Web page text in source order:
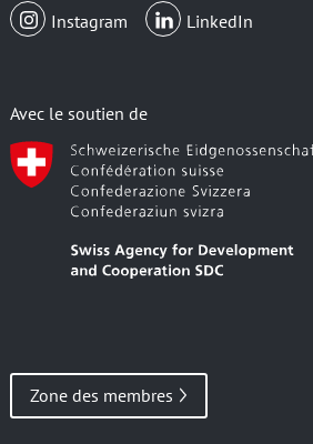
Instagram LinkedIn
Avec le soutien de
Zone des membres